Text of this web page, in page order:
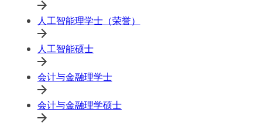
人工智能理学士（荣誉）
人工智能硕士
会计与金融理学士
会计与金融理学硕士